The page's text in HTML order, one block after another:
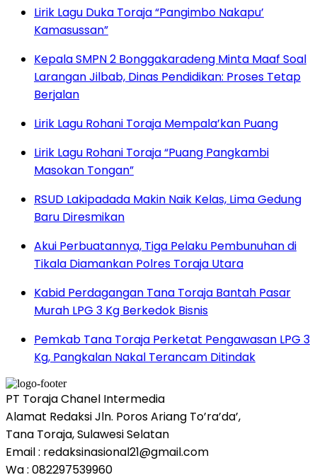
Lirik Lagu Duka Toraja “Pangimbo Nakapu’
Kamasussan”
Kepala SMPN 2 Bonggakaradeng Minta Maaf Soal
Larangan Jilbab, Dinas Pendidikan: Proses Tetap
Berjalan
Lirik Lagu Rohani Toraja Mempala’kan Puang
Lirik Lagu Rohani Toraja “Puang Pangkambi
Masokan Tongan”
RSUD Lakipadada Makin Naik Kelas, Lima Gedung
Baru Diresmikan
Akui Perbuatannya, Tiga Pelaku Pembunuhan di
Tikala Diamankan Polres Toraja Utara
Kabid Perdagangan Tana Toraja Bantah Pasar
Murah LPG 3 Kg Berkedok Bisnis
Pemkab Tana Toraja Perketat Pengawasan LPG 3
Kg, Pangkalan Nakal Terancam Ditindak
PT Toraja Chanel Intermedia
Alamat Redaksi Jln. Poros Ariang To’ra’da’,
Tana Toraja, Sulawesi Selatan
Email : redaksinasional21@gmail.com
Wa : 082297539960